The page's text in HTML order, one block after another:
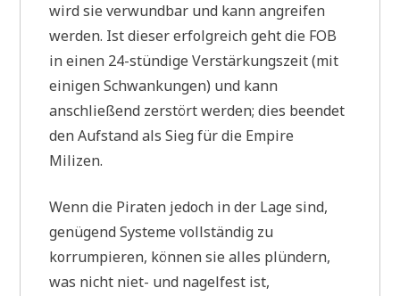
wird sie verwundbar und kann angreifen
werden. Ist dieser erfolgreich geht die FOB
in einen 24-stündige Verstärkungszeit (mit
einigen Schwankungen) und kann
anschließend zerstört werden; dies beendet
den Aufstand als Sieg für die Empire
Milizen.
Wenn die Piraten jedoch in der Lage sind,
genügend Systeme vollständig zu
korrumpieren, können sie alles plündern,
was nicht niet- und nagelfest ist,